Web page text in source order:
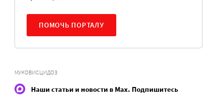
ПОМОЧЬ ПОРТАЛУ
МУКОВИСЦИДОЗ
Наши статьи и новости в Max. Подпишитесь